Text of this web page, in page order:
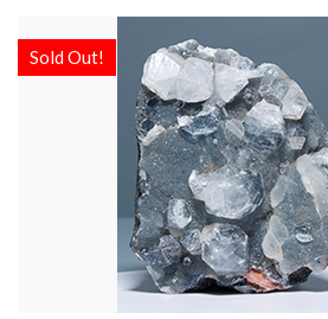
Sold Out!